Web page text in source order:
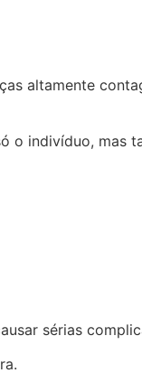
altamente
o indivíduo, mas
sérias